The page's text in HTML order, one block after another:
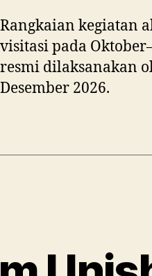
Rangkaian kegiatan
visitasi pada
resmi dilaksanakan
Desember 2026.